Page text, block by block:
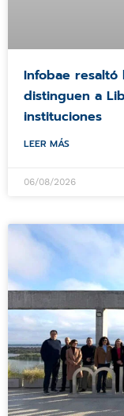
Infobae resaltó
distinguen a
instituciones
LEER MÁS
06/08/2026